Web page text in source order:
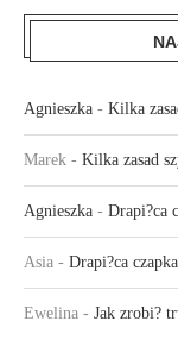
Agnieszka - Kilka
Marek - Kilka zasad
Agnieszka - Drapi?ca
Asia - Drapi?ca
Ewelina - Jak zrobi?